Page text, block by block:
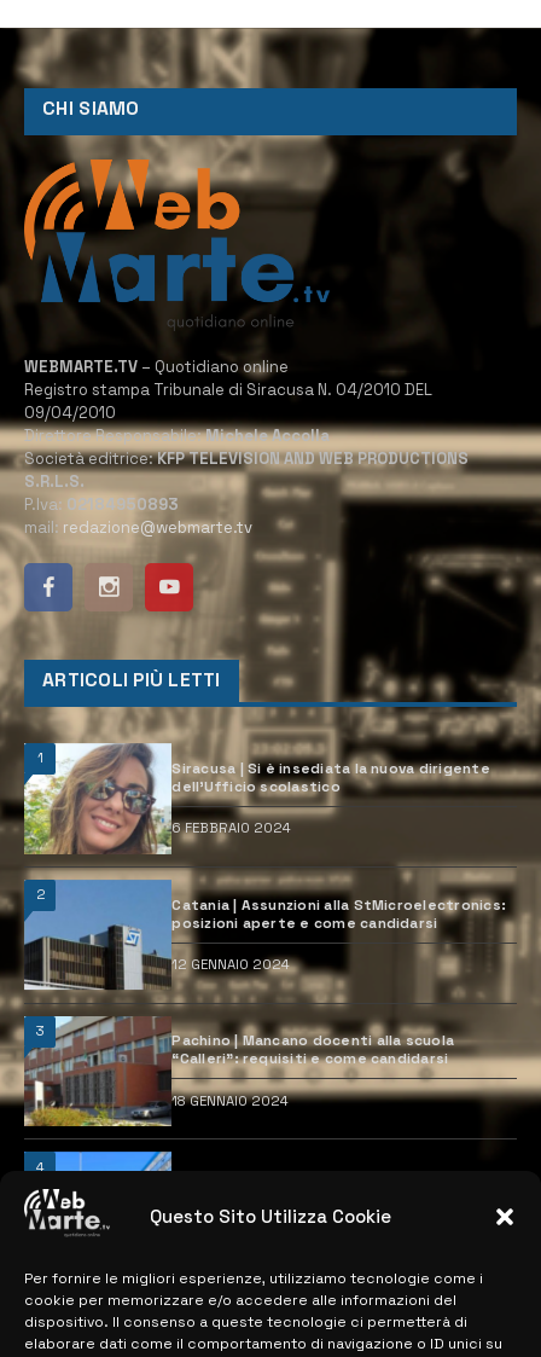
Questo Sito Utilizza Cookie
Per fornire le migliori esperienze, utilizziamo tecnologie come i
cookie per memorizzare e/o accedere alle informazioni del
dispositivo. Il consenso a queste tecnologie ci permetterà di
elaborare dati come il comportamento di navigazione o ID unici su
CHI SIAMO
WEBMARTE.TV – Quotidiano online
Registro stampa Tribunale di Siracusa N. 04/2010 DEL
09/04/2010
Direttore Responsabile:Michele Accolla
Società editrice:KFP TELEVISION AND WEB PRODUCTIONS
S.R.L.S.
P.Iva: 02184950893
mail: redazione@webmarte.tv
ARTICOLI PIÙ LETTI
1
Siracusa | Si è insediata la nuova dirigente
dell’Ufficio scolastico
6 FEBBRAIO 2024
2
Catania | Assunzioni alla StMicroelectronics:
posizioni aperte e come candidarsi
12 GENNAIO 2024
3
Pachino | Mancano docenti alla scuola
“Calleri”: requisiti e come candidarsi
18 GENNAIO 2024
4
previste
MAPPA DEL SITO